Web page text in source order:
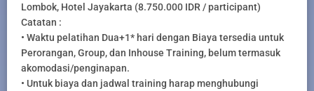
Lombok, Hotel Jayakarta (8.750.000 IDR / participant)
Catatan :
• Waktu pelatihan Dua+1* hari dengan Biaya tersedia untuk
Perorangan, Group, dan Inhouse Training, belum termasuk
akomodasi/penginapan.
• Untuk biaya dan jadwal training harap menghubungi